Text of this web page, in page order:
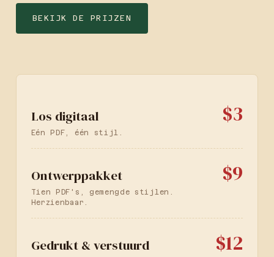
BEKIJK DE PRIJZEN
Los digitaal
Eén PDF, één stijl.
$3
Ontwerppakket
Tien PDF's, gemengde stijlen.
Herzienbaar.
$9
Gedrukt & verstuurd $12